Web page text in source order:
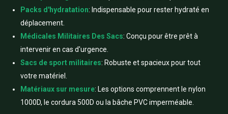
Packs d'hydratation: Indispensable pour rester hydraté en
déplacement.
Médicales Militaires Des Sacs: Conçu pour être prêt à
intervenir en cas d'urgence.
Sacs de sport militaires: Robuste et spacieux pour tout
votre matériel.
Matériaux sur mesure: Les options comprennent le nylon
1000D, le cordura 500D ou la bâche PVC imperméable.